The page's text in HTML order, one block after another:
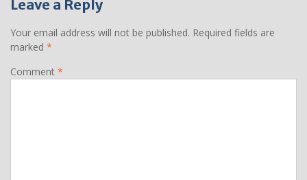
Leave a Reply
Your email address will not be published. Required fields are
marked *
Comment *